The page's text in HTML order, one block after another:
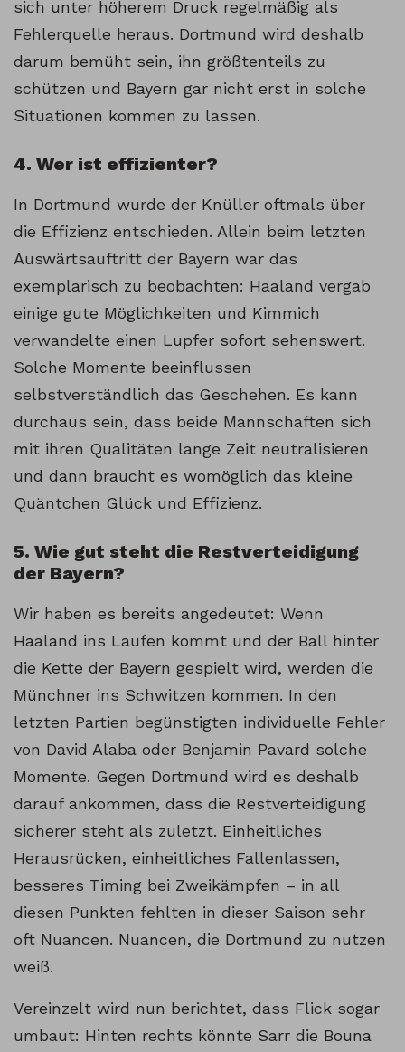
sich unter höherem Druck regelmäßig als
Fehlerquelle heraus. Dortmund wird deshalb
darum bemüht sein, ihn größtenteils zu
schützen und Bayern gar nicht erst in solche
Situationen kommen zu lassen.
4. Wer ist effizienter?
In Dortmund wurde der Knüller oftmals über
die Effizienz entschieden. Allein beim letzten
Auswärtsauftritt der Bayern war das
exemplarisch zu beobachten: Haaland vergab
einige gute Möglichkeiten und Kimmich
verwandelte einen Lupfer sofort sehenswert.
Solche Momente beeinflussen
selbstverständlich das Geschehen. Es kann
durchaus sein, dass beide Mannschaften sich
mit ihren Qualitäten lange Zeit neutralisieren
und dann braucht es womöglich das kleine
Quäntchen Glück und Effizienz.
5. Wie gut steht die Restverteidigung
der Bayern?
Wir haben es bereits angedeutet: Wenn
Haaland ins Laufen kommt und der Ball hinter
die Kette der Bayern gespielt wird, werden die
Münchner ins Schwitzen kommen. In den
letzten Partien begünstigten individuelle Fehler
von David Alaba oder Benjamin Pavard solche
Momente. Gegen Dortmund wird es deshalb
darauf ankommen, dass die Restverteidigung
sicherer steht als zuletzt. Einheitliches
Herausrücken, einheitliches Fallenlassen,
besseres Timing bei Zweikämpfen – in all
diesen Punkten fehlten in dieser Saison sehr
oft Nuancen. Nuancen, die Dortmund zu nutzen
weiß.
Vereinzelt wird nun berichtet, dass Flick sogar
umbaut: Hinten rechts könnte Sarr die Bouna